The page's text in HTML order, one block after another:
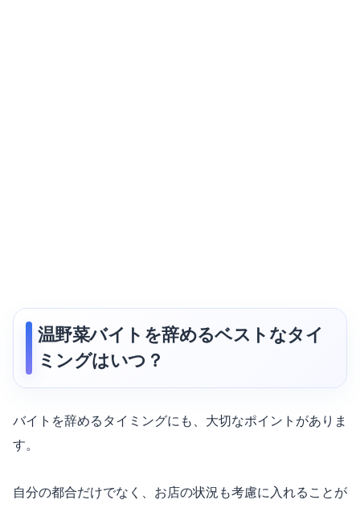
温野菜バイトを辞めるベストなタイ
ミングはいつ？
バイトを辞めるタイミングにも、大切なポイントがありま
す。
自分の都合だけでなく、お店の状況も考慮に入れることが